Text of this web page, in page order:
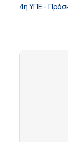
4η ΥΠΕ -